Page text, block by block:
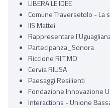
LIBERA LE IDEE
Comune Traversetolo - La
IIS Mattei
Rappresentare
Partecipanza_Sonora
Riccione RI.T.MO
Cervia RIUSA
Paesaggi Resilienti
Fondazione Innovazione
Interactions - Unione